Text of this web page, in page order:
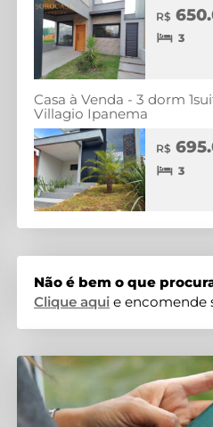
R$
3
Casa à Venda - 3 dorm
Villagio Ipanema
R$
3
Não é bem o que
Clique aqui e encomende